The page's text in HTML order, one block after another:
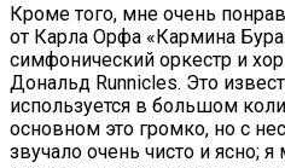
Кроме того, мне очень
от Карла Орфа «Кармина
симфонический оркестр и
Дональд Runnicles. Это
используется в большом
основном это громко, но с
звучало очень чисто и ясно;